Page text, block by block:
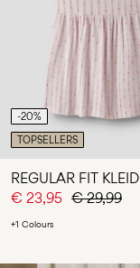
-20%
TOPSELLERS
REGULAR FIT KLEID
€ 23,95 € 29,99
+1 Colours